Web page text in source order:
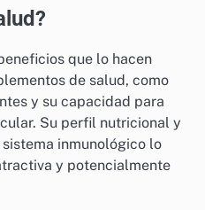
que lo hacen
de salud, como
y su capacidad para
Su perfil nutricional y
inmunológico lo
y potencialmente